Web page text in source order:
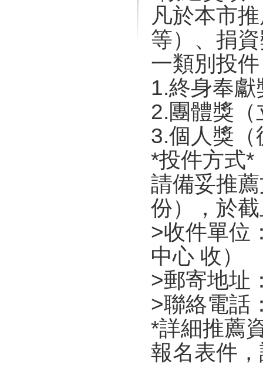
凡於本市
等）、捐
一類別投
1.終身奉
2.團體獎
3.個人獎
*投件方式*
請備妥推
份），於
>收件單位
中心 收）
>郵寄地址
>聯絡電話
*詳細推薦
報名表件